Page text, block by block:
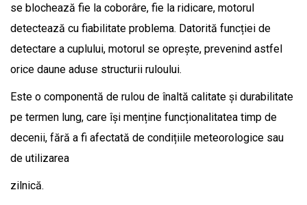
se blochează fie la coborâre, fie la ridicare, motorul
detectează cu fiabilitate problema. Datorită funcției de
detectare a cuplului, motorul se oprește, prevenind astfel
orice daune aduse structurii ruloului.
Este o componentă de rulou de înaltă calitate și durabilitate
pe termen lung, care își menține funcționalitatea timp de
decenii, fără a fi afectată de condițiile meteorologice sau
de utilizarea
zilnică.